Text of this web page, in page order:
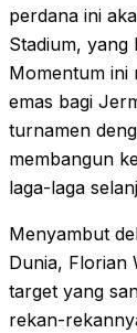
perdana ini
Stadium, yang
Momentum ini
emas bagi
turnamen
membangun
laga-laga
Menyambut
Dunia, Florian
target yang
rekan-